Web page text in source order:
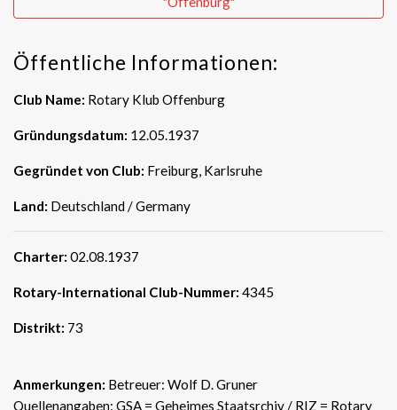
Öffentliche Informationen:
Club Name: Rotary Klub Offenburg
Gründungsdatum: 12.05.1937
Gegründet von Club: Freiburg, Karlsruhe
Land: Deutschland / Germany
Charter: 02.08.1937
Rotary-International Club-Nummer: 4345
Distrikt: 73
Anmerkungen: Betreuer: Wolf D. Gruner
Quellenangaben: GSA = Geheimes Staatsrchiv / RIZ = Rotary